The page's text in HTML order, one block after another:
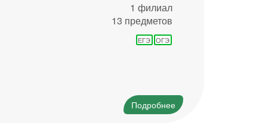
1 филиал
13 предметов
ЕГЭ ОГЭ
Подробнее